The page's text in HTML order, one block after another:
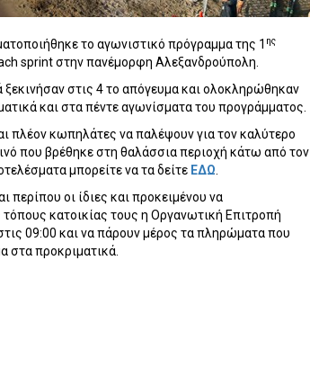
το αγωνιστικό πρόγραμμα της 1 ης
sprint στην πανέμορφη Αλεξανδρούπολη.
στις 4 το απόγευμα και ολοκληρώθηκαν
και στα πέντε αγωνίσματα του προγράμματος.
πλέον κωπηλάτες να παλέψουν για τον καλύτερο
που βρέθηκε στη θαλάσσια περιοχή κάτω από τον
μπορείτε να τα δείτε ΕΔΩ
περίπου οι ίδιες και προκειμένου να
κατοικίας τους η Οργανωτική Επιτροπή
09:00 και να πάρουν μέρος τα πληρώματα που
στα προκριματικά.